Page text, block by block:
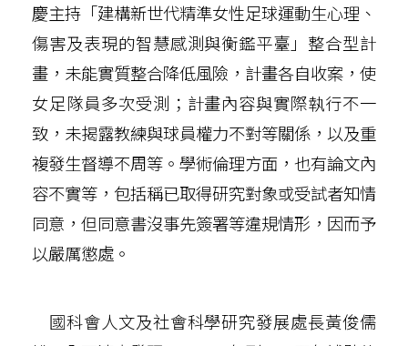
慶主持「建構新世代精準女性足球運動生心理、
傷害及表現的智慧感測與衡鑑平臺」整合型計
畫，未能實質整合降低風險，計畫各自收案，使
女足隊員多次受測；計畫內容與實際執行不一
致，未揭露教練與球員權力不對等關係，以及重
複發生督導不周等。學術倫理方面，也有論文內
容不實等，包括稱已取得研究對象或受試者知情
同意，但同意書沒事先簽署等違規情形，因而予
以嚴厲懲處。
國科會人文及社會科學研究發展處長黃俊儒